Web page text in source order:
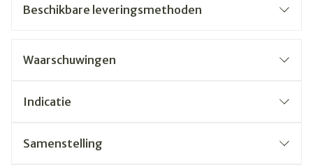
Beschikbare leveringsmethoden
Waarschuwingen
Indicatie
Samenstelling